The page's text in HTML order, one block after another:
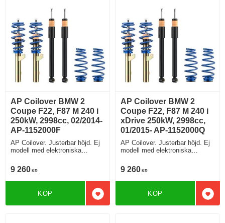
AP Coilover BMW 2
Coupe F22, F87 M 240 i
250kW, 2998cc, 02/2014-
AP-1152000F
AP Coilover. Justerbar höjd. Ej
modell med elektroniska
9 260 KR
Lägg till i favoriter
KÖP
AP Coilover BMW 2
Coupe F22, F87 M 240 i
xDrive 250kW, 2998cc,
01/2015- AP-1152000Q
AP Coilover. Justerbar höjd. Ej
modell med elektroniska
9 260 KR
KÖP